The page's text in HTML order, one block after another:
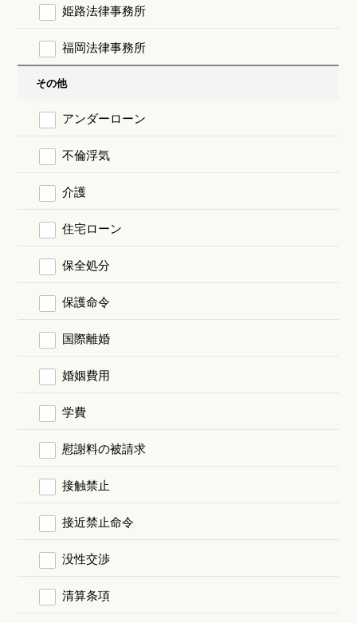
姫路法律事務所
福岡法律事務所
その他
アンダーローン
不倫浮気
介護
住宅ローン
保全処分
保護命令
国際離婚
婚姻費用
学費
慰謝料の被請求
接触禁止
接近禁止命令
没性交渉
清算条項